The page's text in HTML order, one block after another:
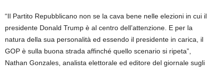
“Il Partito Repubblicano non se la cava bene nelle elezioni in cui il
presidente Donald Trump è al centro dell’attenzione. E per la
natura della sua personalità ed essendo il presidente in carica, il
GOP è sulla buona strada affinché quello scenario si ripeta”,
Nathan Gonzales, analista elettorale ed editore del giornale sugli